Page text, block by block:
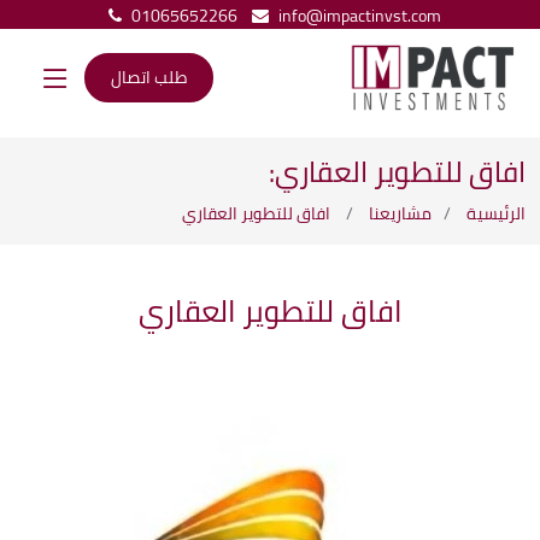
01065652266
info@impactinvst.com
طلب اتصال
افاق للتطوير العقاري:
الرئيسية مشاريعنا افاق للتطوير العقاري
افاق للتطوير العقاري